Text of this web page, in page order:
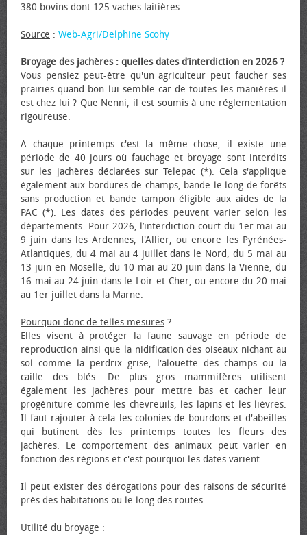
380 bovins dont 125 vaches laitières
Source : Web-Agri/Delphine Scohy
Broyage des jachères : quelles dates d’interdiction en 2026 ?
Vous pensiez peut-être qu'un agriculteur peut faucher ses
prairies quand bon lui semble car de toutes les manières il
est chez lui ? Que Nenni, il est soumis à une réglementation
rigoureuse.
A chaque printemps c'est la même chose, il existe une
période de 40 jours où fauchage et broyage sont interdits
sur les jachères déclarées sur Telepac (*). Cela s'applique
également aux bordures de champs, bande le long de forêts
sans production et bande tampon éligible aux aides de la
PAC (*). Les dates des périodes peuvent varier selon les
départements. Pour 2026, l’interdiction court du 1er mai au
9 juin dans les Ardennes, l'Allier, ou encore les Pyrénées-
Atlantiques, du 4 mai au 4 juillet dans le Nord, du 5 mai au
13 juin en Moselle, du 10 mai au 20 juin dans la Vienne, du
16 mai au 24 juin dans le Loir-et-Cher, ou encore du 20 mai
au 1er juillet dans la Marne.
Pourquoi donc de telles mesures ?
Elles visent à protéger la faune sauvage en période de
reproduction ainsi que la nidification des oiseaux nichant au
sol comme la perdrix grise, l'alouette des champs ou la
caille des blés. De plus gros mammifères utilisent
également les jachères pour mettre bas et cacher leur
progéniture comme les chevreuils, les lapins et les lièvres.
Il faut rajouter à cela les colonies de bourdons et d'abeilles
qui butinent dès les printemps toutes les fleurs des
jachères. Le comportement des animaux peut varier en
fonction des régions et c'est pourquoi les dates varient.
Il peut exister des dérogations pour des raisons de sécurité
près des habitations ou le long des routes.
Utilité du broyage :